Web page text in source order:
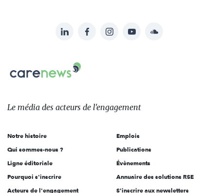
sur:
LinkedInFacebookInstagramYouTubeSoundcloud
Le
des
l'engagement
Le média des acteurs de l'engagement
Notre histoire
Qui sommes-nous ?
Ligne éditoriale
Pourquoi s'inscrire
Acteurs de l'engagement
Emplois
Publications
Évènements
Annuaire des solutions RSE
S'inscrire aux newsletters